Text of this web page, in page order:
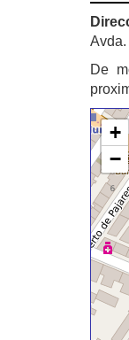
Avda.
De
+
−